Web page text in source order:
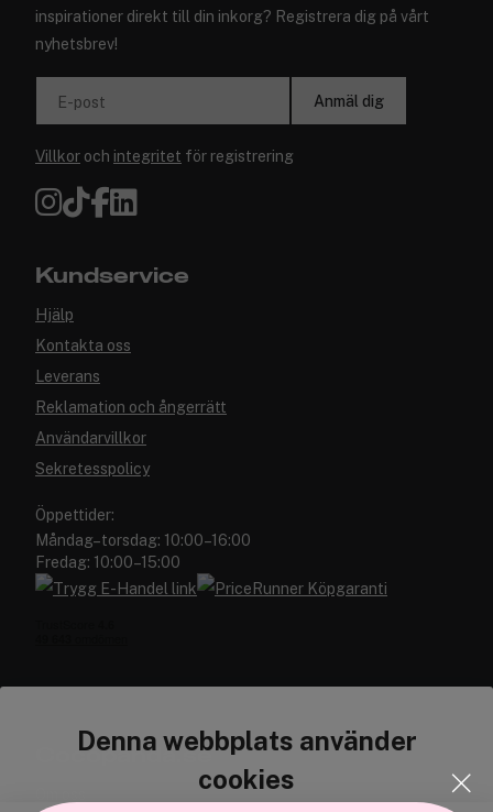
Denna webbplats använder
cookies
inspirationer direkt till din inkorg? Registrera dig på vårt
nyhetsbrev!
E-post Anmäl dig
Villkor och integritet för registrering
Kundservice
Hjälp
Kontakta oss
Leverans
Reklamation och ångerrätt
Användarvillkor
Sekretesspolicy
Öppettider:
Måndag–torsdag: 10:00–16:00
Fredag: 10:00–15:00
Cocopanda.se